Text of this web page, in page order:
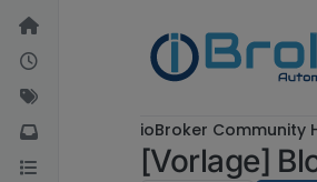
Weiter zum Inhalt
ioBroker Community
[Vorlage]